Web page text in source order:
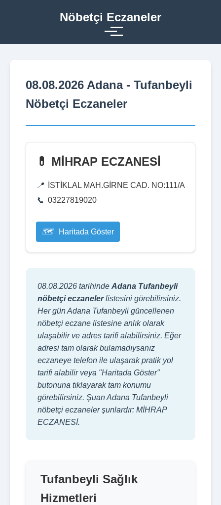
Nöbetçi Eczaneler
08.08.2026 Adana - Tufanbeyli
Nöbetçi Eczaneler
💊 MİHRAP ECZANESİ
İSTİKLAL MAH.GİRNE CAD. NO:111/A
03227819020
Haritada Göster
08.08.2026 tarihinde Adana Tufanbeyli
nöbetçi eczanelerlistesini görebilirsiniz.
Her gün Adana Tufanbeyli güncellenen
nöbetçi eczane listesine anlık olarak
ulaşabilir ve adres tarifi alabilirsiniz. Eğer
adresi tam olarak bulamadıysanız
eczaneye telefon ile ulaşarak pratik yol
tarifi alabilir veya "Haritada Göster"
butonuna tıklayarak tam konumu
görebilirsiniz. Şuan Adana Tufanbeyli
nöbetçi eczaneler şunlardır: MİHRAP
ECZANESİ.
Tufanbeyli Sağlık
Hizmetleri